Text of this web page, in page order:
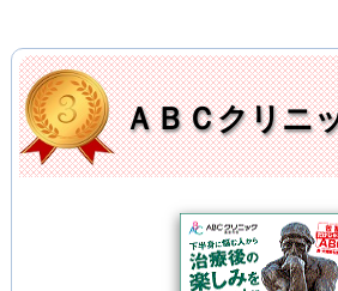
新宿中央クリニック
【料金の見直し】 キャンペーン⇒通常
■ 2018-03-01
ＡＢＣクリニック
【キャンペーン】 3,30,3プロジェクト中
ＡＢＣクリニ